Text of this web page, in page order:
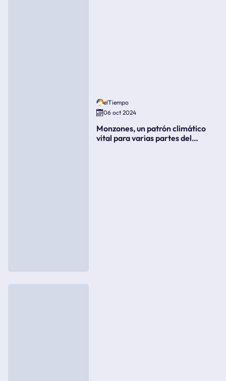
elTiempo
06 oct 2024
Monzones, un patrón climático
vital para varias partes del